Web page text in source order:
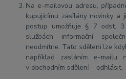
Na e-mailovou adresu,
kupujícímu zasílány novinky a
postup umožňuje § 7 odst.
službách informační
neodmítne. Tato sdělení lze
například zasláním e-mailu
v obchodním sdělení – odhlásit.